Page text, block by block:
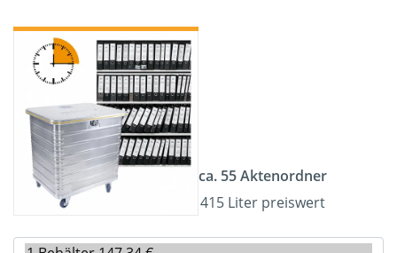
ca. 55 Aktenordner
415 Liter preiswert